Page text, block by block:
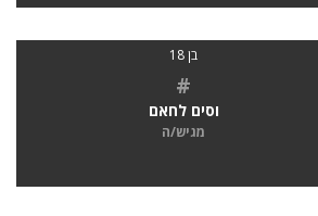
בן 18
#
וסים לחאם
מגיש/ה